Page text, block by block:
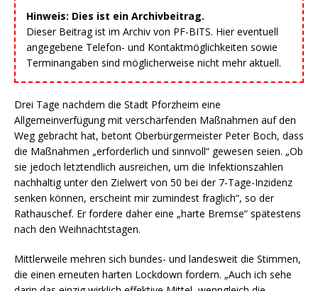
Hinweis: Dies ist ein Archivbeitrag.
Dieser Beitrag ist im Archiv von PF-BITS. Hier eventuell
angegebene Telefon- und Kontaktmöglichkeiten sowie
Terminangaben sind möglicherweise nicht mehr aktuell.
Drei Tage nachdem die Stadt Pforzheim eine
Allgemeinverfügung mit verschärfenden Maßnahmen auf den
Weg gebracht hat, betont Oberbürgermeister Peter Boch, dass
die Maßnahmen „erforderlich und sinnvoll“ gewesen seien. „Ob
sie jedoch letztendlich ausreichen, um die Infektionszahlen
nachhaltig unter den Zielwert von 50 bei der 7-Tage-Inzidenz
senken können, erscheint mir zumindest fraglich“, so der
Rathauschef. Er fordere daher eine „harte Bremse“ spätestens
nach den Weihnachtstagen.
Mittlerweile mehren sich bundes- und landesweit die Stimmen,
die einen erneuten harten Lockdown fordern. „Auch ich sehe